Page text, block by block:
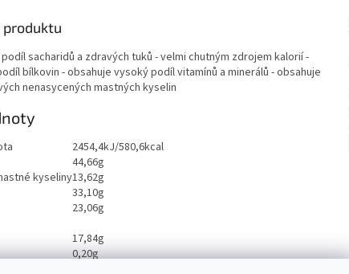
produktu
sacharidů a zdravých tuků - velmi chutným zdrojem kalorií -
bílkovin - obsahuje vysoký podíl vitamínů a minerálů - obsahuje
nenasycených mastných kyselin
2454,4kJ/580,6kcal
44,66g
kyseliny13,62g
33,10g
23,06g
17,84g
0,20g